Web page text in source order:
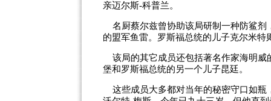
亲迈尔斯-科普兰。
名厨蔡尔兹曾协助该局研制一种防鲨剂
的盟军鱼雷。罗斯福总统的儿子克尔米
该局的其它成员还包括著名作家海明威
堡和罗斯福总统的另一个儿子昆廷。
这些成员大多都对当年的秘密守口如瓶